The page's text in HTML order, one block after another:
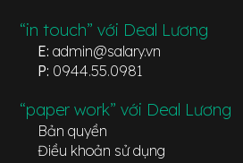
“in touch” với Deal Lương
E: admin@salary.vn
P: 0944.55.0981
“paper work” với Deal Lương
Bản quyền
Điều khoản sử dụng